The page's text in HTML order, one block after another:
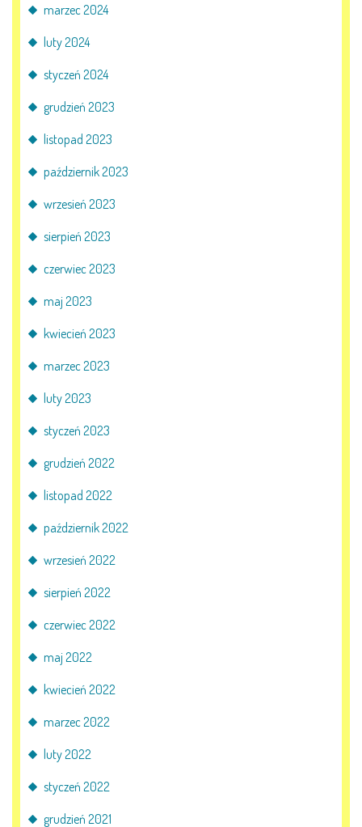
KĄCIK DLA RODZICÓW
AKTUALNOŚCI
PORADY DLA RODZICÓW
DOKUMENTY DO POBRANIA
OBIADY
BIP
LOGOWANIE
KONTAKT
marzec 2024
luty 2024
styczeń 2024
grudzień 2023
listopad 2023
październik 2023
wrzesień 2023
sierpień 2023
czerwiec 2023
maj 2023
kwiecień 2023
marzec 2023
luty 2023
styczeń 2023
grudzień 2022
listopad 2022
październik 2022
wrzesień 2022
sierpień 2022
czerwiec 2022
maj 2022
kwiecień 2022
marzec 2022
luty 2022
styczeń 2022
grudzień 2021